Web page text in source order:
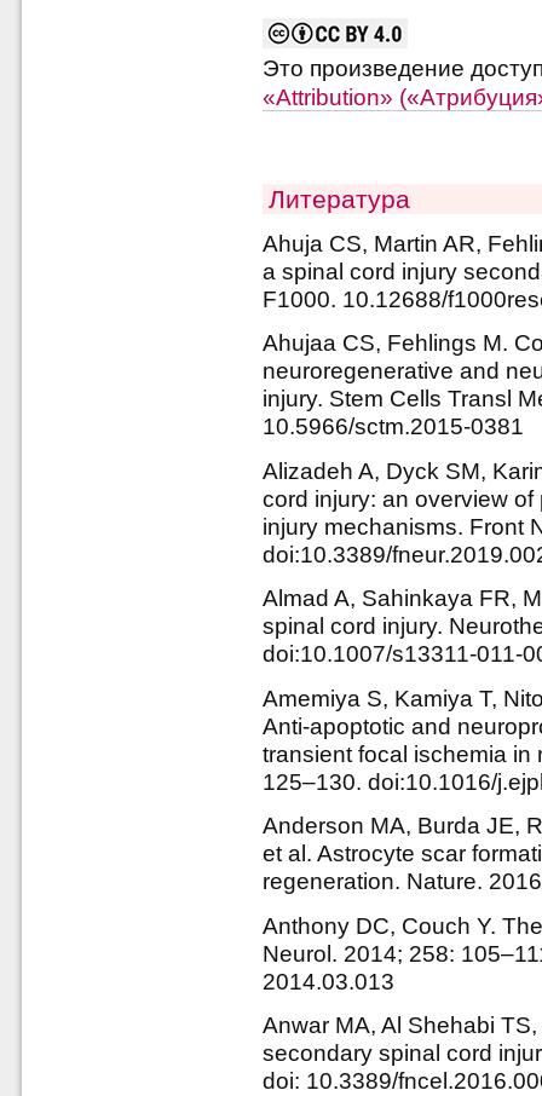
Это произведение
«Attribution»
Литература
Ahuja CS, Martin AR,
a spinal cord injury
F1000. 10.12688/
Ahujaa CS, Fehlings M.
neuroregenerative and
injury. Stem Cells Transl
10.5966/sctm.2015-0381
Alizadeh A, Dyck SM,
cord injury: an overview
injury mechanisms. Front
doi:10.3389/
Almad A, Sahinkaya FR,
spinal cord injury.
doi:10.1007/s13311-011-
Amemiya S, Kamiya T,
Anti-apoptotic and
transient focal ischemia in
125–130. doi:10.1016/
Anderson MA, Burda JE,
et al. Astrocyte scar
regeneration. Nature.
Anthony DC, Couch Y.
Neurol. 2014; 258:
2014.03.013
Anwar MA, Al Shehabi
secondary spinal cord
doi: 10.3389/